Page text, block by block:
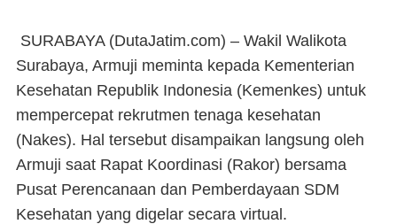
SURABAYA (DutaJatim.com) – Wakil Walikota
Surabaya, Armuji meminta kepada Kementerian
Kesehatan Republik Indonesia (Kemenkes) untuk
mempercepat rekrutmen tenaga kesehatan
(Nakes). Hal tersebut disampaikan langsung oleh
Armuji saat Rapat Koordinasi (Rakor) bersama
Pusat Perencanaan dan Pemberdayaan SDM
Kesehatan yang digelar secara virtual.